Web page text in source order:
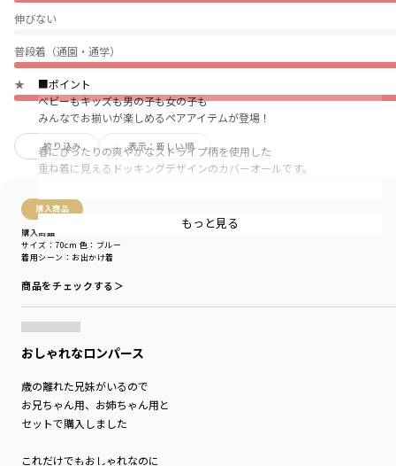
伸びない
普段着（通園・通学）
★
絞り込み 表示：新しい順
購入商品
購入商品
着用シーン ：お出かけ着
サイズ：70cm 色：ブルー
商品をチェックする＞
おしゃれなロンパース
歳の離れた兄妹がいるので
お兄ちゃん用、お姉ちゃん用と
セットで購入しました
これだけでもおしゃれなのに
■ポイント
ベビーもキッズも男の子も女の子も
みんなでお揃いが楽しめるペアアイテムが登場！
春にぴったりの爽やかなストライプ柄を使用した
重ね着に見えるドッキングデザインのカバーオールです。
柔らかな肌ざわりに、きちんと感のある見た目をした
シャツ素材を使用。
ちょっとしたお出かけなどにもおすすめのアイテムです。
■素材
お揃いアイテムをお楽しみいただけるのは、こちらです。
ベビー男児01-4139-303
キッズ男児11-4108-370
キッズ女児12-4136-088ストライプ刺繍ワンピース
もっと見る